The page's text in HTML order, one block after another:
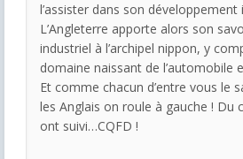
l’assister dans son développement
L’Angleterre apporte alors son
industriel à l’archipel nippon, y
domaine naissant de l’automobile
Et comme chacun d’entre vous le
les Anglais on roule à gauche ! Du
ont suivi…CQFD !